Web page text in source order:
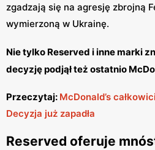
zgadzają się na agresję zbrojną
wymierzoną w Ukrainę.
Nie tylko Reserved i inne marki
decyzję podjął też ostatnio
Przeczytaj: McDonald’s
Decyzja już zapadła
Reserved oferuje